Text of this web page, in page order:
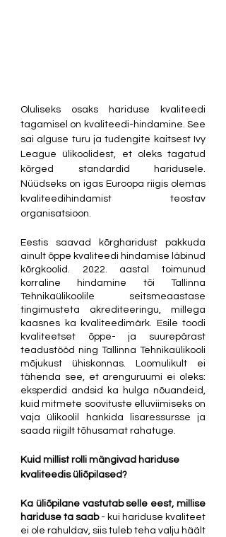
Oluliseks osaks hariduse kvaliteedi
tagamisel on kvaliteedi-hindamine. See
sai alguse turu ja tudengite kaitsest Ivy
League ülikoolidest, et oleks tagatud
kõrged standardid haridusele.
Nüüdseks on igas Euroopa riigis olemas
kvaliteedihindamist teostav
organisatsioon.
Eestis saavad kõrgharidust pakkuda
ainult õppe kvaliteedi hindamise läbinud
kõrgkoolid. 2022. aastal toimunud
korraline hindamine tõi Tallinna
Tehnikaülikoolile seitsmeaastase
tingimusteta akrediteeringu, millega
kaasnes ka kvaliteedimärk. Esile toodi
kvaliteetset õppe- ja suurepärast
teadustööd ning Tallinna Tehnikaülikooli
mõjukust ühiskonnas. Loomulikult ei
tähenda see, et arenguruumi ei oleks:
eksperdid andsid ka hulga nõuandeid,
kuid mitmete soovituste elluviimiseks on
vaja ülikoolil hankida lisaressursse ja
saada riigilt tõhusamat rahatuge.
Kuid millist rolli mängivad hariduse
kvaliteedis üliõpilased?
Ka üliõpilane vastutab selle eest, millise
hariduse ta saab - kui hariduse kvaliteet
ei ole rahuldav, siis tuleb teha valju häält